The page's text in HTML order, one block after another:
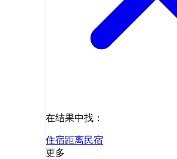
在结果中找：
住宿距离民宿
更多